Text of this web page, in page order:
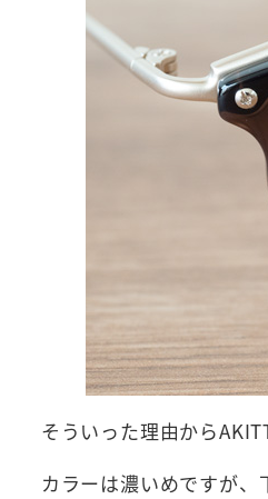
そういった理由から
カラーは濃いめですが